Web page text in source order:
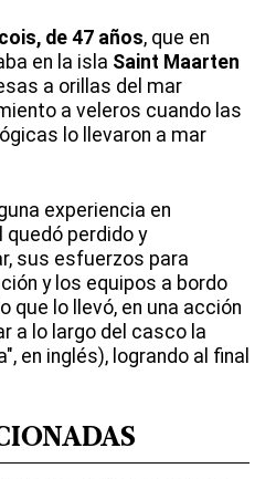
de 47 años, que en
en la isla Saint Maarten
a orillas del mar
a veleros cuando las
lo llevaron a mar
experiencia en
quedó perdido y
sus esfuerzos para
y los equipos a bordo
que lo llevó, en una acción
a lo largo del casco la
en inglés), logrando al final